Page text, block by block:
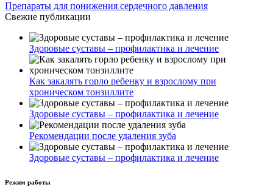
Препараты для понижения сердечного давления
Свежие публикации
Здоровые суставы – профилактика и лечение
Как закалять горло ребенку и взрослому при
хроническом тонзиллите
Здоровые суставы – профилактика и лечение
Рекомендации после удаления зуба
Здоровые суставы – профилактика и лечение
Режим работы